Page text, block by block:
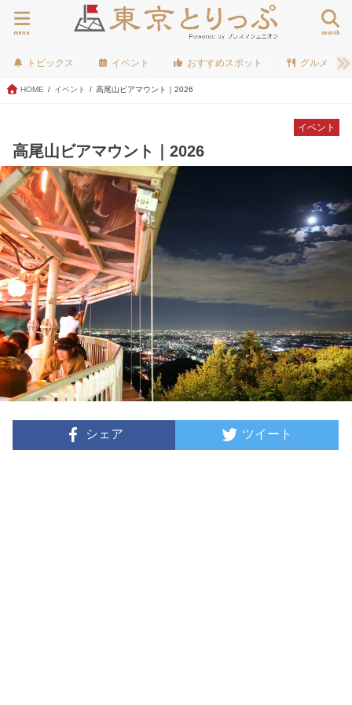
search
menu
トピックス イベント おすすめスポット グルメ
HOME イベント 高尾山ビアマウント｜2026
イベント
高尾山ビアマウント｜2026
シェア ツイート